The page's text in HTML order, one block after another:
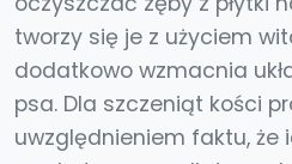
tworzy się je z użyciem
dodatkowo wzmacnia
psa. Dla szczeniąt kości
uwzględnieniem faktu, że